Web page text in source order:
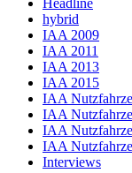
Headline
hybrid
IAA 2009
IAA 2011
IAA 2013
IAA 2015
IAA
IAA
IAA
IAA
Interviews